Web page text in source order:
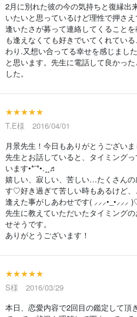
2月に別れた彼の今の気持ちと復縁出
いたいと思っているけど理性で押さ
逢いたさが募って連絡してくること
も逢えなくても好きでいてくれてい
わり.又想い合ってる幸せを感じまし
と思います。先生に電話して良かっ
した。
★★★★★
T.E様 2016/04/01
月景先生！今日もありがとうございま
先生とお話していると、タイミング
います•*¨*•.¸¸♬
嬉しい、寂しい、苦しい…たくさん
す♡好き過ぎて苦しい時もあるけど
逢えた事がしあわせです( ⸝⸝⸝•_•⸝⸝⸝
先生に教えていただいたタイミング
せそうです。
ありがとうございます！
★★★★★
S様 2016/03/29
本日、恋愛内容で2回目の鑑定して頂